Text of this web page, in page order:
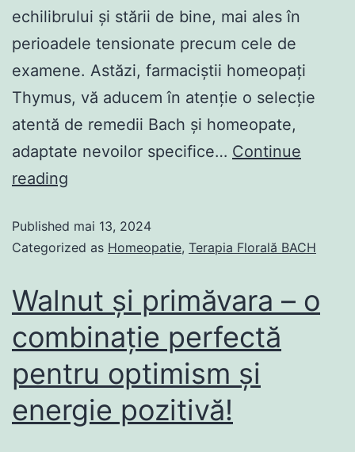
echilibrului și stării de bine, mai ales în
perioadele tensionate precum cele de
examene. Astăzi, farmaciștii homeopați
Thymus, vă aducem în atenție o selecție
atentă de remedii Bach și homeopate,
adaptate nevoilor specifice… Continue
reading
Published mai 13, 2024
Categorized as Homeopatie, Terapia Florală BACH
Walnut și primăvara – o
combinație perfectă
pentru optimism și
energie pozitivă!